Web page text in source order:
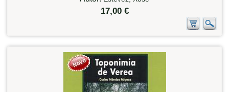
17,00 €